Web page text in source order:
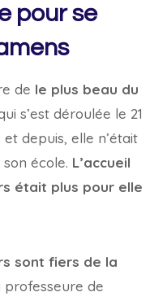
pour se
de le plus beau du
s’est déroulée le 21
depuis, elle n’était
école. L’accueil
était plus pour elle
sont fiers de la
de